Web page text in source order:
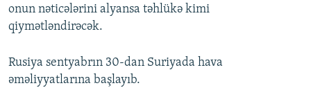
onun nəticələrini alyansa təhlükə kimi
qiymətləndirəcək.
Rusiya sentyabrın 30-dan Suriyada hava
əməliyyatlarına başlayıb.